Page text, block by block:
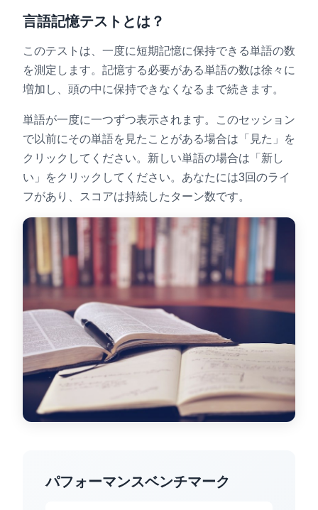
色相テスト
オブジェクトトラッキング
Hand-Eye Coordination
ランキング
記事
ダッシュボード
言語記憶テストとは？
このテストは、一度に短期記憶に保持できる単語の数
を測定します。記憶する必要がある単語の数は徐々に
増加し、頭の中に保持できなくなるまで続きます。
単語が一度に一つずつ表示されます。このセッション
で以前にその単語を見たことがある場合は「見た」を
クリックしてください。新しい単語の場合は「新し
い」をクリックしてください。あなたには3回のライ
フがあり、スコアは持続したターン数です。
パフォーマンスベンチマーク